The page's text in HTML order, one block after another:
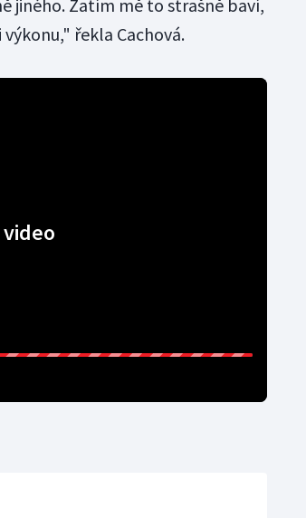
jiného. Zatím mě to strašně baví,
řekla Cachová.